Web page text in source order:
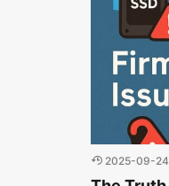
2025-09-24